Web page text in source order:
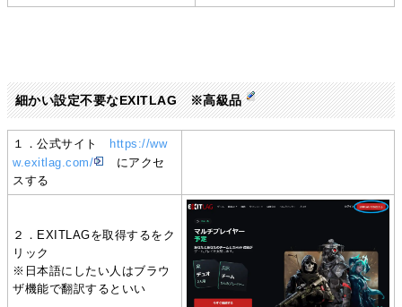
細かい設定不要なEXITLAG ※高級品
１．公式サイト
https://ww
w.exitlag.com/
にアクセ
スする
２．EXITLAGを取得するをク
リック
※日本語にしたい人はブラウ
ザ機能で翻訳するといい